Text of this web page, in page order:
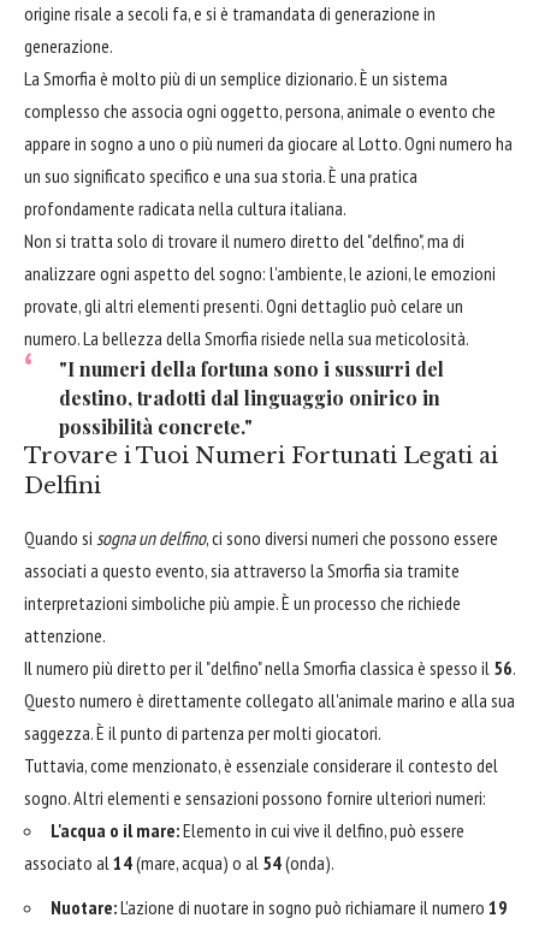
origine risale a secoli fa, e si è tramandata di generazione in
generazione.
La Smorfia è molto più di un semplice dizionario. È un sistema
complesso che associa ogni oggetto, persona, animale o evento che
appare in sogno a uno o più numeri da giocare al Lotto. Ogni numero ha
un suo significato specifico e una sua storia. È una pratica
profondamente radicata nella cultura italiana.
Non si tratta solo di trovare il numero diretto del "delfino", ma di
analizzare ogni aspetto del sogno: l'ambiente, le azioni, le emozioni
provate, gli altri elementi presenti. Ogni dettaglio può celare un
numero. La bellezza della Smorfia risiede nella sua meticolosità.
"I numeri della fortuna sono i sussurri del
destino, tradotti dal linguaggio onirico in
possibilità concrete."
Trovare i Tuoi Numeri Fortunati Legati ai
Delfini
Quando si sogna un delfino, ci sono diversi numeri che possono essere
associati a questo evento, sia attraverso la Smorfia sia tramite
interpretazioni simboliche più ampie. È un processo che richiede
attenzione.
Il numero più diretto per il "delfino" nella Smorfia classica è spesso il 56.
Questo numero è direttamente collegato all'animale marino e alla sua
saggezza. È il punto di partenza per molti giocatori.
Tuttavia, come menzionato, è essenziale considerare il contesto del
sogno. Altri elementi e sensazioni possono fornire ulteriori numeri:
L'acqua o il mare:Elemento in cui vive il delfino, può essere
associato al14(mare, acqua) o al 54(onda).
Nuotare:L'azione di nuotare in sogno può richiamare il numero 19